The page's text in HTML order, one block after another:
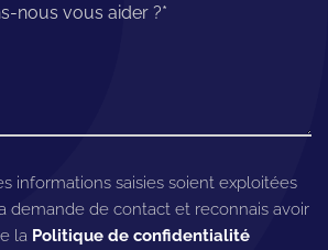
nous vous aider ?
informations saisies soient exploitées
demande de contact et reconnais avoir
la Politique de confidentialité